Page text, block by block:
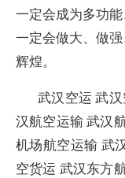
一定会成为多功
一定会做大、做
辉煌。
武汉空运 武
汉航空运输 武汉
机场航空运输 武
空货运 武汉东方